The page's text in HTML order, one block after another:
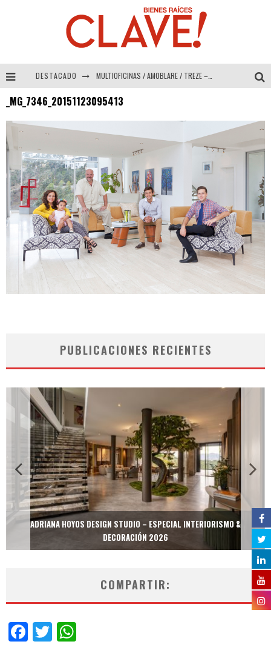
DESTACADO MULTIOFICINAS / AMOBLARE / TREZE – Especial Interiorismo & Decoración 2026
COLINEAL – Especial Interiorismo & Decoración 2026
ADRIANA HOYOS DESIGN STUDIO – Especial Interiorismo & Decoración 2026
_MG_7346_20151123095413
PUBLICACIONES RECIENTES
ADRIANA HOYOS DESIGN STUDIO – ESPECIAL INTERIORISMO &
DECORACIÓN 2026
COMPARTIR:
Facebook
Twitter